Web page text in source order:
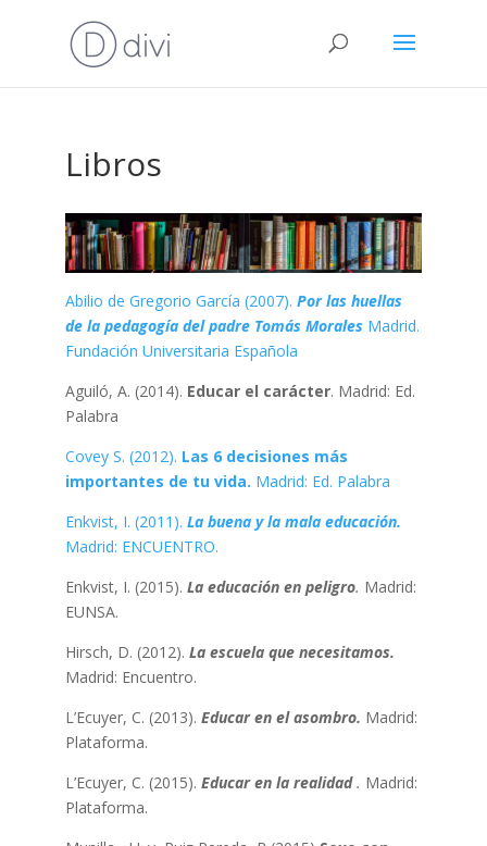
Libros
Abilio de Gregorio García (2007). Por las huellas
de la pedagogía del padre Tomás Morales Madrid.
Fundación Universitaria Española
Aguiló, A. (2014). Educar el carácter. Madrid: Ed.
Palabra
Covey S. (2012). Las 6 decisiones más
importantes de tu vida. Madrid: Ed. Palabra
Enkvist, I. (2011). La buena y la mala educación.
Madrid: ENCUENTRO.
Enkvist, I. (2015). La educación en peligro. Madrid:
EUNSA.
Hirsch, D. (2012). La escuela que necesitamos.
Madrid: Encuentro.
L’Ecuyer, C. (2013). Educar en el asombro. Madrid:
Plataforma.
L’Ecuyer, C. (2015). Educar en la realidad. Madrid:
Plataforma.